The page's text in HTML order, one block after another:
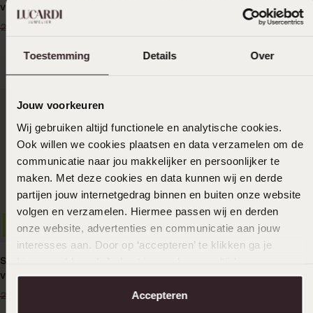
Toestemming Details Over
Jouw voorkeuren
Wij gebruiken altijd functionele en analytische cookies.
Ook willen we cookies plaatsen en data verzamelen om de
communicatie naar jou makkelijker en persoonlijker te
maken. Met deze cookies en data kunnen wij en derde
partijen jouw internetgedrag binnen en buiten onze website
volgen en verzamelen. Hiermee passen wij en derden
onze website, advertenties en communicatie aan jouw
interesses aan. Door op ‘accepteren’ te klikken ga je
aanpassen. Lees er meer over in onscookiebeleid.
Accepteren
vintage ketting met opaal
29.99
15 00
goldplated ketting voor
Stainless steel goldplated
vintage ketting met groen
zirkonia
29.99
-33% Waterproof
met roze zirkonia
2999